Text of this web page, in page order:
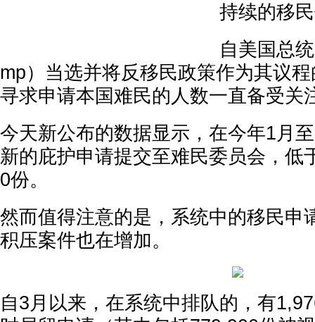
持续的移
自美国总
mp）当选并将反移民政策作为其议
寻求申请本国难民的人数一直备受关
今天新公布的数据显示，在今年1月
新的庇护申请提交至难民委员会，低
0份。
然而值得注意的是，系统中的移民申
积压案件也在增加。
自3月以来，在系统中排队的，有